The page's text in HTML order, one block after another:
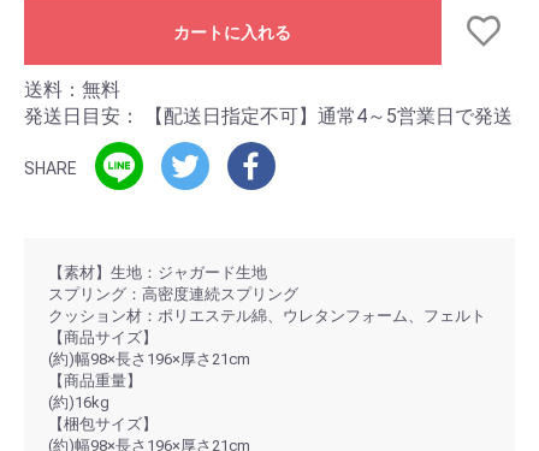
カートに入れる
送料：無料
発送日目安：
【配送日指定不可】通常4～5営業日で発送
SHARE
【素材】生地：ジャガード生地
スプリング：高密度連続スプリング
クッション材：ポリエステル綿、ウレタンフォーム、フェルト
【商品サイズ】
(約)幅98×長さ196×厚さ21cm
【商品重量】
(約)16kg
【梱包サイズ】
(約)幅98×長さ196×厚さ21cm